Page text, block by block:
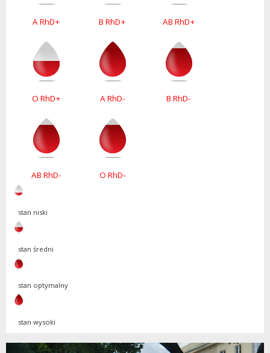
A RhD+ B RhD+ AB RhD+
O RhD+ A RhD- B RhD-
AB RhD- O RhD-
stan niski
stan średni
stan optymalny
stan wysoki